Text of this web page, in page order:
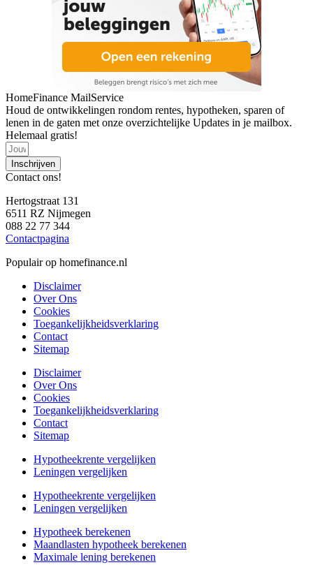
HomeFinance MailService
Houd de ontwikkelingen rondom rentes, hypotheken, sparen of
lenen in de gaten met onze overzichtelijke Updates in je mailbox.
Helemaal gratis!
Inschrijven
Contact ons!
Hertogstraat 131
6511 RZ Nijmegen
088 22 77 344
Contactpagina
Populair op homefinance.nl
Disclaimer
Over Ons
Cookies
Toegankelijkheidsverklaring
Contact
Sitemap
Disclaimer
Over Ons
Cookies
Toegankelijkheidsverklaring
Contact
Sitemap
Hypotheekrente vergelijken
Leningen vergelijken
Hypotheekrente vergelijken
Leningen vergelijken
Hypotheek berekenen
Maandlasten hypotheek berekenen
Maximale lening berekenen